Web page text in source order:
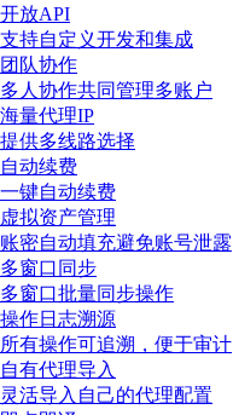
开放API
支持自定义开发和集成
团队协作
多人协作共同管理多账户
海量代理IP
提供多线路选择
自动续费
一键自动续费
虚拟资产管理
账密自动填充避免账号泄露
多窗口同步
多窗口批量同步操作
操作日志溯源
所有操作可追溯，便于审计
自有代理导入
灵活导入自己的代理配置